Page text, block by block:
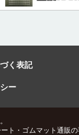
く表記
ー
ト・ゴムマット通販の